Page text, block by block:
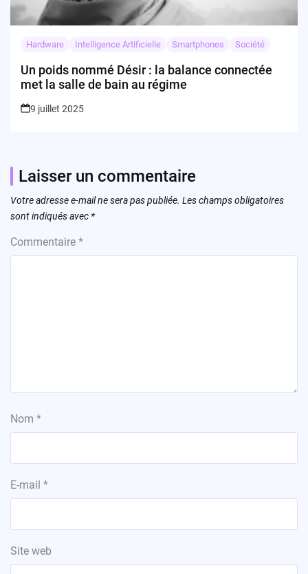
Hardware Intelligence Artificielle Smartphones Société
Un poids nommé Désir : la balance connectée
met la salle de bain au régime
9 juillet 2025
Laisser un commentaire
Votre adresse e-mail ne sera pas publiée. Les champs obligatoires
sont indiqués avec *
Commentaire *
Nom *
E-mail *
Site web